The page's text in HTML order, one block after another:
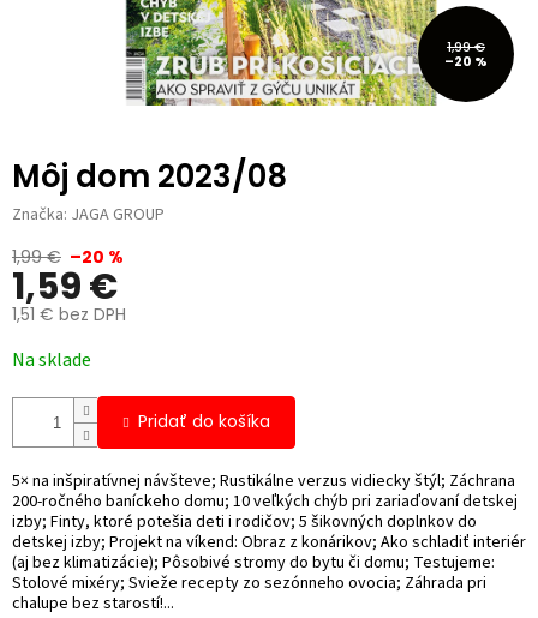
1,99 €
–20 %
Môj dom 2023/08
Značka: JAGA GROUP
1,99 € –20 %
1,59 €
1,51 € bez DPH
cena:
Na sklade
Pridať do košíka
5× na inšpiratívnej návšteve; Rustikálne verzus vidiecky štýl; Záchrana
200-ročného baníckeho domu; 10 veľkých chýb pri zariaďovaní detskej
izby; Finty, ktoré potešia deti i rodičov; 5 šikovných doplnkov do
detskej izby; Projekt na víkend: Obraz z konárikov; Ako schladiť interiér
(aj bez klimatizácie); Pôsobivé stromy do bytu či domu; Testujeme:
Stolové mixéry; Svieže recepty zo sezónneho ovocia; Záhrada pri
chalupe bez starostí!...